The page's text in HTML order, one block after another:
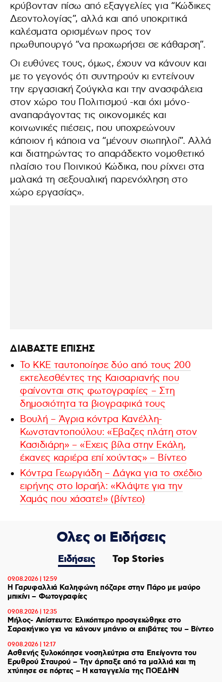
κρύβονταν πίσω από εξαγγελίες για “Κώδικες
Δεοντολογίας”, αλλά και από υποκριτικά
καλέσματα ορισμένων προς τον
πρωθυπουργό “να προχωρήσει σε κάθαρση”.
Οι ευθύνες τους, όμως, έχουν να κάνουν και
με το γεγονός ότι συντηρούν κι εντείνουν
την εργασιακή ζούγκλα και την ανασφάλεια
στον χώρο του Πολιτισμού -και όχι μόνο-
αναπαράγοντας τις οικονομικές και
κοινωνικές πιέσεις, που υποχρεώνουν
κάποιον ή κάποια να “μένουν σιωπηλοί”. Αλλά
και διατηρώντας το απαράδεκτο νομοθετικό
πλαίσιο του Ποινικού Κώδικα, που ρίχνει στα
μαλακά τη σεξουαλική παρενόχληση στο
χώρο εργασίας».
ΔΙΑΒΑΣΤΕ ΕΠΙΣΗΣ
Το ΚΚΕ ταυτοποίησε δύο από τους 200
εκτελεσθέντες της Καισαριανής που
φαίνονται στις φωτογραφίες – Στη
δημοσιότητα τα βιογραφικά τους
Βουλή – Άγρια κόντρα Κανέλλη-
Κωνσταντοπούλου: «Έβαζες πλάτη στον
Κασιδιάρη» – «Έχεις βίλα στην Εκάλη,
έκανες καριέρα επί χούντας» – Βίντεο
Κόντρα Γεωργιάδη – Δάγκα για το σχέδιο
ειρήνης στο Ισραήλ: «Κλάψτε για την
Χαμάς που χάσατε!» (βίντεο)
Ολες οι Ειδήσεις
Ειδήσεις Top Stories
09.08.2026 | 12:59
Η Γαρυφαλλιά Καληφώνη πόζαρε στην Πάρο με μαύρο
μπικίνι – Φωτογραφίες
09.08.2026 | 12:35
Μήλος- Απίστευτο: Ελικόπτερο προσγειώθηκε στο
Σαρακήνικο για να κάνουν μπάνιο οι επιβάτες του – Βίντεο
09.08.2026 | 12:17
Ασθενής ξυλοκόπησε νοσηλεύτρια στα Επείγοντα του
Ερυθρού Σταυρού – Tην άρπαξε από τα μαλλιά και τη
χτύπησε σε πόρτες – Η καταγγελία της ΠΟΕΔΗΝ